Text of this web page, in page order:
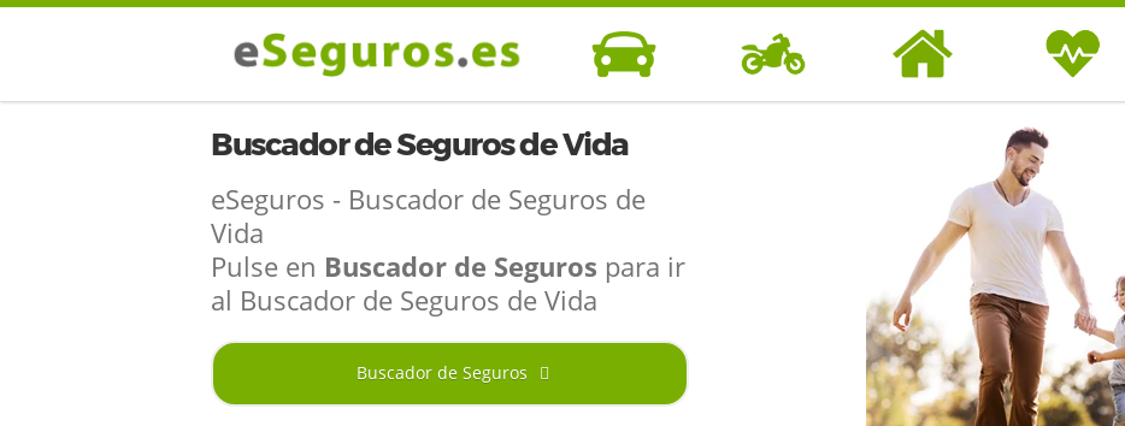
COCHE
SEGUROS DE
HOGAR
SEGUROS DE
SALUD
Buscador de Seguros de Vida
eSeguros - Buscador de Seguros de
Vida
Pulse en Buscador de Seguros para ir
al Buscador de Seguros de Vida
Buscador de Seguros